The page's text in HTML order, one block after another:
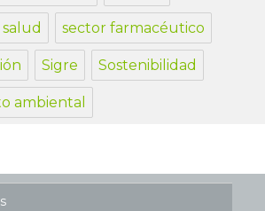
salud sector farmacéutico
Sigre Sostenibilidad
ambiental